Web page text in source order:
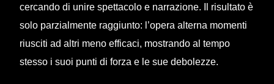
cercando di unire spettacolo e narrazione. Il risultato è
solo parzialmente raggiunto: l’opera alterna momenti
riusciti ad altri meno efficaci, mostrando al tempo
stesso i suoi punti di forza e le sue debolezze.